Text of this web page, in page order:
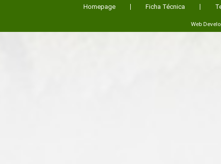
Homepage Ficha Técnica
Web